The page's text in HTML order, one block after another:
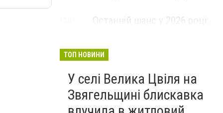
Останній шанс у 2026 році:
майбутніх водійок автобусів
ТОП НОВИНИ
У селі Велика Цвіля на
Звягельщині блискавка